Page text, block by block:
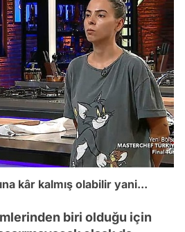
kâr kalmış olabilir yani...
biri olduğu için